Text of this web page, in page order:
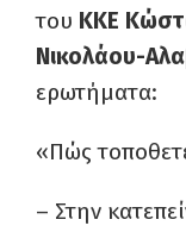
του ΚΚΕ
Νικολάου-
ερωτήματα:
«Πώς
– Στην